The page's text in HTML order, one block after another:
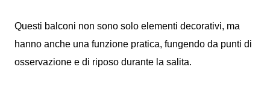
Questi balconi non sono solo elementi decorativi, ma
hanno anche una funzione pratica, fungendo da punti di
osservazione e di riposo durante la salita.